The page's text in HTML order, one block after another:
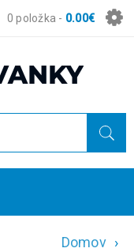
0 položka - 0.00€
Domov ›